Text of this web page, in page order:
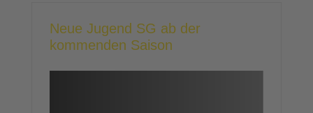
Neue Jugend SG ab der
kommenden Saison